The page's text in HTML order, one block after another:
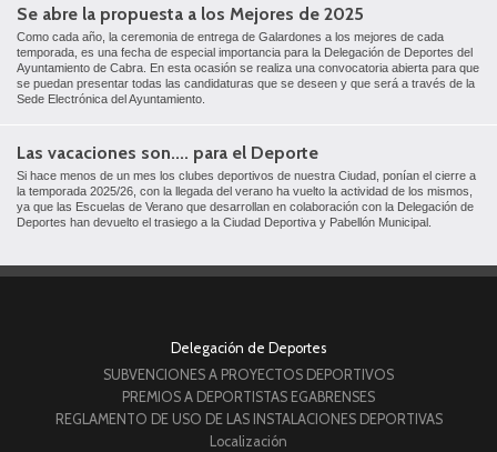
Se abre la propuesta a los Mejores de 2025
Como cada año, la ceremonia de entrega de Galardones a los mejores de cada
temporada, es una fecha de especial importancia para la Delegación de Deportes del
Ayuntamiento de Cabra. En esta ocasión se realiza una convocatoria abierta para que
se puedan presentar todas las candidaturas que se deseen y que será a través de la
Sede Electrónica del Ayuntamiento.
Las vacaciones son.... para el Deporte
Si hace menos de un mes los clubes deportivos de nuestra Ciudad, ponían el cierre a
la temporada 2025/26, con la llegada del verano ha vuelto la actividad de los mismos,
ya que las Escuelas de Verano que desarrollan en colaboración con la Delegación de
Deportes han devuelto el trasiego a la Ciudad Deportiva y Pabellón Municipal.
Delegación de Deportes
SUBVENCIONES A PROYECTOS DEPORTIVOS
PREMIOS A DEPORTISTAS EGABRENSES
REGLAMENTO DE USO DE LAS INSTALACIONES DEPORTIVAS
Localización